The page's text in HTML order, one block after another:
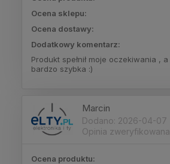
Ocena sklepu:
Ocena dostawy:
Dodatkowy komentarz:
Produkt spełnił moje oczekiwania ,
bardzo szybka :)
Marcin
Dodano: 2026-04-07
Opinia zweryfikowana
Ocena produktu: